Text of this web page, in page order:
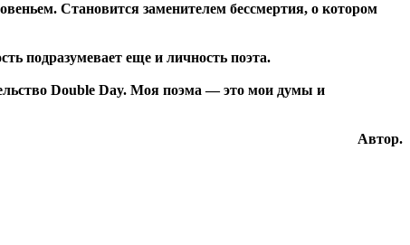
Становится заменителем бессмертия, о котором
подразумевает еще и личность поэта.
Double Day. Моя поэма — это мои думы и
Автор.